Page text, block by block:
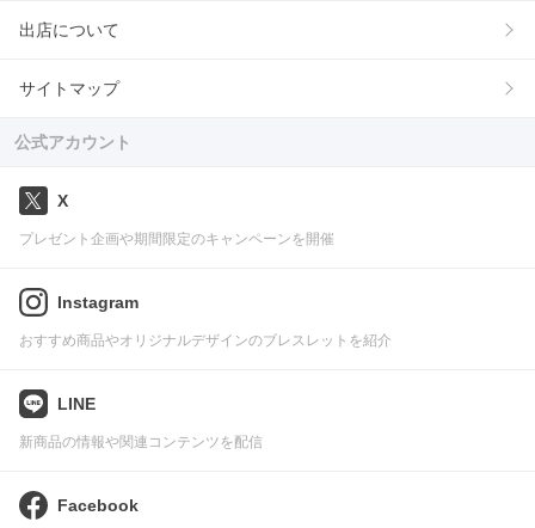
出店について
サイトマップ
公式アカウント
X
プレゼント企画や期間限定のキャンペーンを開催
Instagram
おすすめ商品やオリジナルデザインのブレスレットを紹介
LINE
新商品の情報や関連コンテンツを配信
Facebook